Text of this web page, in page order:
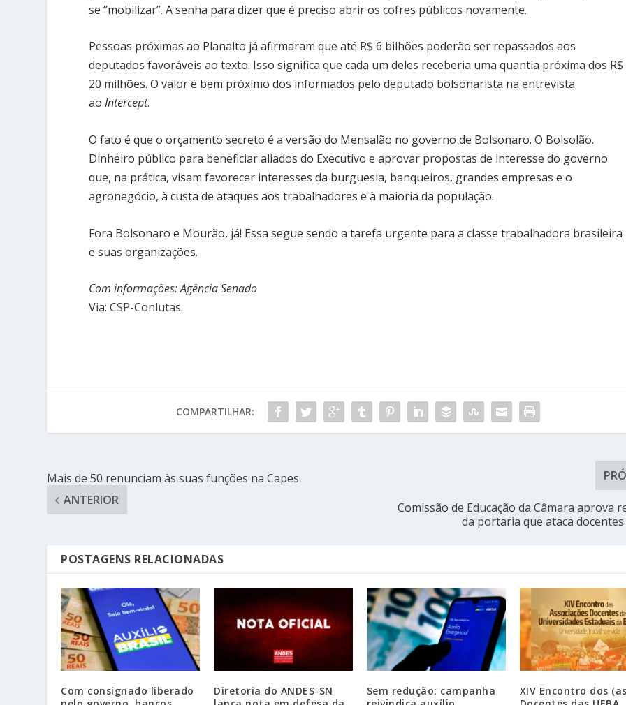
se “mobilizar”. A senha para dizer que é preciso abrir os cofres públicos novamente.
Pessoas próximas ao Planalto já afirmaram que até R$ 6 bilhões poderão ser repassados aos
deputados favoráveis ao texto. Isso significa que cada um deles receberia uma quantia próxima dos R$
20 milhões. O valor é bem próximo dos informados pelo deputado bolsonarista na entrevista
aoIntercept.
O fato é que o orçamento secreto é a versão do Mensalão no governo de Bolsonaro. O Bolsolão.
Dinheiro público para beneficiar aliados do Executivo e aprovar propostas de interesse do governo
que, na prática, visam favorecer interesses da burguesia, banqueiros, grandes empresas e o
agronegócio, à custa de ataques aos trabalhadores e à maioria da população.
Fora Bolsonaro e Mourão, já! Essa segue sendo a tarefa urgente para a classe trabalhadora brasileira
e suas organizações.
Com informações: Agência Senado
Via:CSP-Conlutas.
COMPARTILHAR:
Mais de 50 renunciam às suas funções na Capes
ANTERIOR
Comissão de Educação da Câmara aprova
da portaria que ataca
POSTAGENS RELACIONADAS
Com consignado liberado
Diretoria do ANDES-SN
Sem redução: campanha
XIV Encontro dos